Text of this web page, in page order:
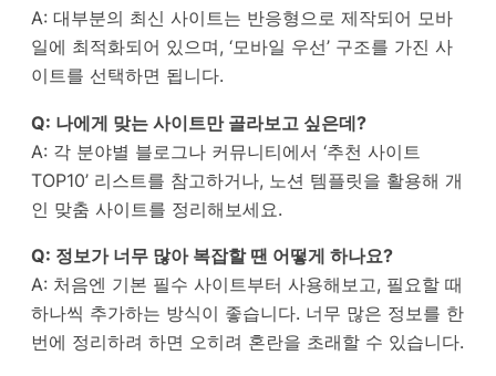
A: 대부분의 최신 사이트는 반응형으로 제작되어 모바
일에 최적화되어 있으며, ‘모바일 우선’ 구조를 가진 사
이트를 선택하면 됩니다.
Q: 나에게 맞는 사이트만 골라보고 싶은데?
A: 각 분야별 블로그나 커뮤니티에서 ‘추천 사이트
TOP10’ 리스트를 참고하거나, 노션 템플릿을 활용해 개
인 맞춤 사이트를 정리해보세요.
Q: 정보가 너무 많아 복잡할 땐 어떻게 하나요?
A: 처음엔 기본 필수 사이트부터 사용해보고, 필요할 때
하나씩 추가하는 방식이 좋습니다. 너무 많은 정보를 한
번에 정리하려 하면 오히려 혼란을 초래할 수 있습니다.